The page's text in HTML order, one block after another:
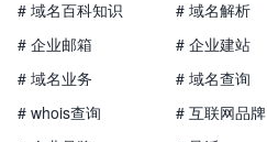
# 域名百科知识
# 域名解析
# 企业邮箱
# 企业建站
# 域名业务
# 域名查询
# whois查询
# 互联网品牌